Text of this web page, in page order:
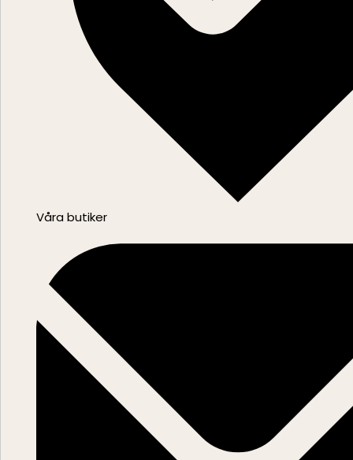
Våra butiker